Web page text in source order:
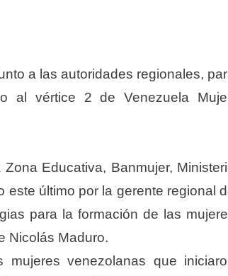
a las autoridades regionales,
al vértice 2 de Venezuela
Educativa, Banmujer,
este último por la gerente regional
para la formación de las
Nicolás Maduro.
venezolanas que